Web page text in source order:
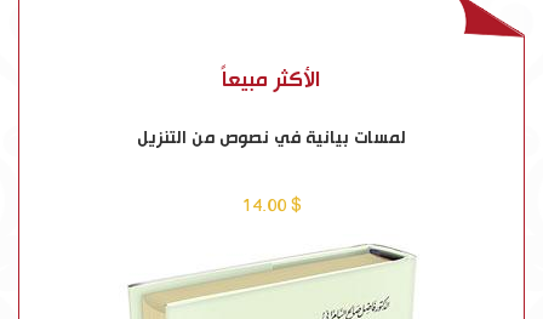
الأكثر مبيعاً
لمسات بيانية في نصوص من التنزيل
$ 14.00